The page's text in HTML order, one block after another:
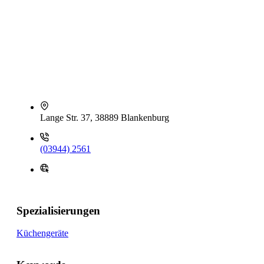
Lange Str. 37, 38889 Blankenburg
(03944) 2561
Spezialisierungen
Küchengeräte